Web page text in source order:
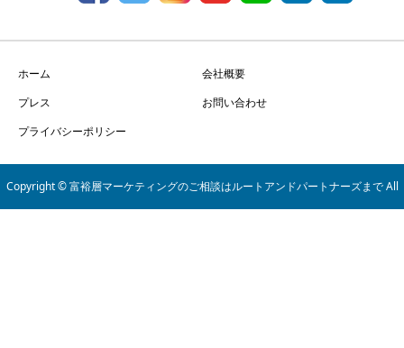
ホーム
会社概要
プレス
お問い合わせ
プライバシーポリシー
Copyright © 富裕層マーケティングのご相談はルートアンドパートナーズまで All